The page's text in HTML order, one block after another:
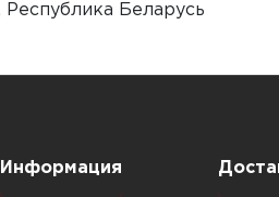
Беларусь
Информация